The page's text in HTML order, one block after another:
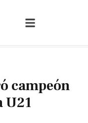
campeón
U21